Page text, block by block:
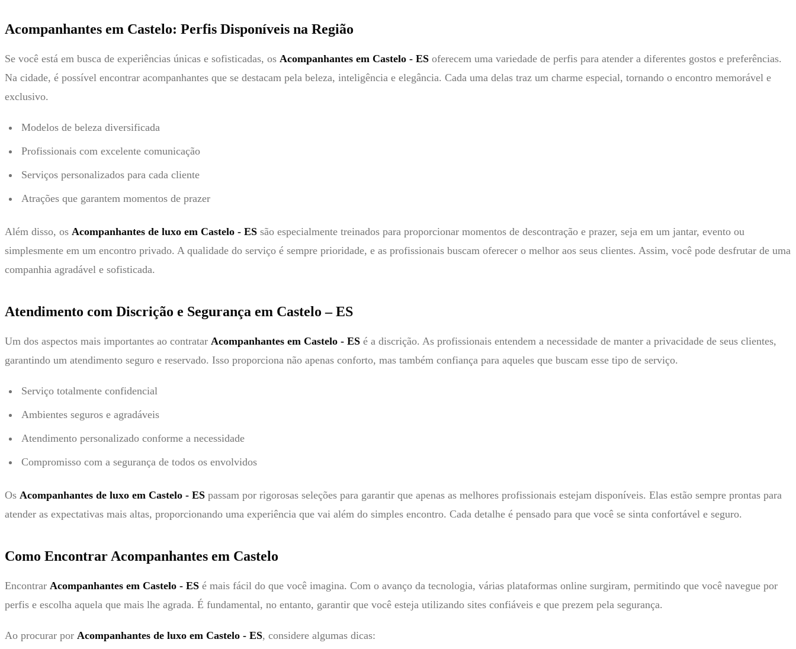
Acompanhantes em Castelo: Perfis Disponíveis na Região
Se você está em busca de experiências únicas e sofisticadas, os Acompanhantes em Castelo - ES oferecem uma variedade de perfis para atender a diferentes gostos e preferências.
Na cidade, é possível encontrar acompanhantes que se destacam pela beleza, inteligência e elegância. Cada uma delas traz um charme especial, tornando o encontro memorável e
exclusivo.
Modelos de beleza diversificada
Profissionais com excelente comunicação
Serviços personalizados para cada cliente
Atrações que garantem momentos de prazer
Além disso, os Acompanhantes de luxo em Castelo - ES são especialmente treinados para proporcionar momentos de descontração e prazer, seja em um jantar, evento ou
simplesmente em um encontro privado. A qualidade do serviço é sempre prioridade, e as profissionais buscam oferecer o melhor aos seus clientes. Assim, você pode desfrutar de uma
companhia agradável e sofisticada.
Atendimento com Discrição e Segurança em Castelo – ES
Um dos aspectos mais importantes ao contratar Acompanhantes em Castelo - ES é a discrição. As profissionais entendem a necessidade de manter a privacidade de seus clientes,
garantindo um atendimento seguro e reservado. Isso proporciona não apenas conforto, mas também confiança para aqueles que buscam esse tipo de serviço.
Serviço totalmente confidencial
Ambientes seguros e agradáveis
Atendimento personalizado conforme a necessidade
Compromisso com a segurança de todos os envolvidos
Os Acompanhantes de luxo em Castelo - ES passam por rigorosas seleções para garantir que apenas as melhores profissionais estejam disponíveis. Elas estão sempre prontas para
atender as expectativas mais altas, proporcionando uma experiência que vai além do simples encontro. Cada detalhe é pensado para que você se sinta confortável e seguro.
Como Encontrar Acompanhantes em Castelo
Encontrar Acompanhantes em Castelo - ES é mais fácil do que você imagina. Com o avanço da tecnologia, várias plataformas online surgiram, permitindo que você navegue por
perfis e escolha aquela que mais lhe agrada. É fundamental, no entanto, garantir que você esteja utilizando sites confiáveis e que prezem pela segurança.
Ao procurar por Acompanhantes de luxo em Castelo - ES, considere algumas dicas: